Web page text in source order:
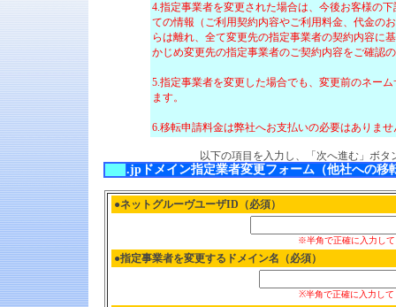
4.指定事業者を変更された場合は、今後お客様の
ての情報（ご利用契約内容やご利用料金、代金の
らは離れ、全て変更先の指定事業者の契約内容に
かじめ変更先の指定事業者のご契約内容をご確認
5.指定事業者を変更した場合でも、変更前のネー
ます。
6.移転申請料金は弊社へお支払いの必要はありませ
以下の項目を入力し、「次へ進む」ボ
.jpドメイン指定業者変更フォーム（他社への移
●ネットグルーヴユーザID（必須）
※半角で正確に入力して
●指定事業者を変更するドメイン名（必須）
※半角で正確に入力して